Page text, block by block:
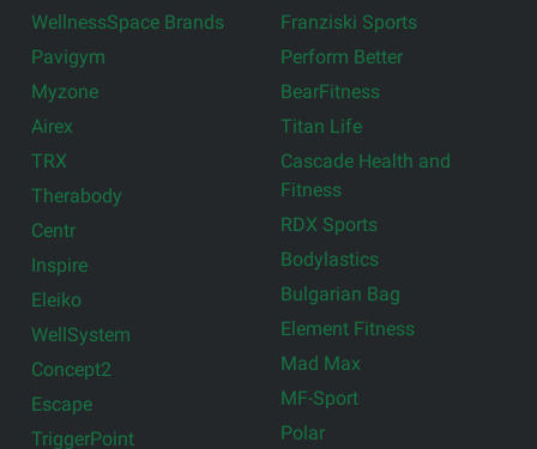
WellnessSpace Brands
Pavigym
Myzone
Airex
TRX
Therabody
Centr
Inspire
Eleiko
WellSystem
Concept2
Escape
TriggerPoint
Franziski Sports
Perform Better
BearFitness
Titan Life
Cascade Health and
Fitness
RDX Sports
Bodylastics
Bulgarian Bag
Element Fitness
Mad Max
MF-Sport
Polar